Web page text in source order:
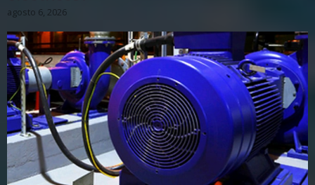
agosto 6, 2026